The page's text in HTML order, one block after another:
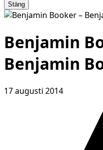
Stäng
Benjamin
Benjamin
17 augusti 2014